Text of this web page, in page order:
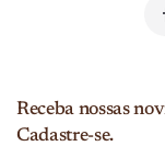
Receba nossas
Cadastre-se.